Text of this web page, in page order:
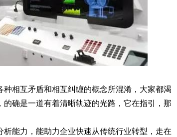
相互矛盾和相互纠缠的概念所混淆，大家都渴
确是一道有着清晰轨迹的光路，它在指引，那
能力，能助力企业快速从传统行业转型，走在